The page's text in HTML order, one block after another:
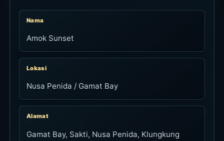
Nama
Amok Sunset
Lokasi
Nusa Penida / Gamat Bay
Alamat
Gamat Bay, Sakti, Nusa Penida, Klungkung